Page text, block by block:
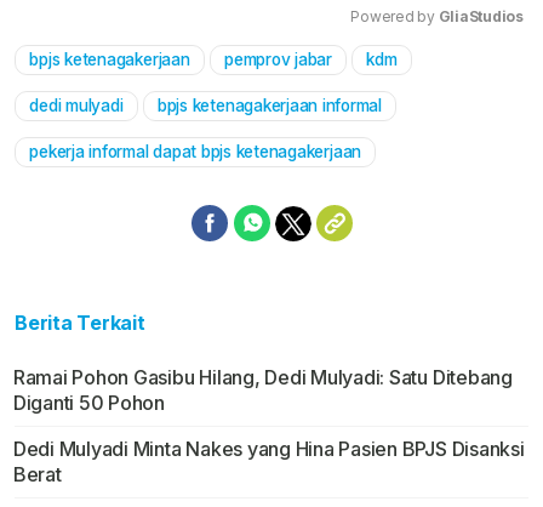
Powered by GliaStudios
bpjs ketenagakerjaan pemprov jabar kdm
dedi mulyadi bpjs ketenagakerjaan informal
pekerja informal dapat bpjs ketenagakerjaan
Berita Terkait
Ramai Pohon Gasibu Hilang, Dedi Mulyadi: Satu Ditebang
Diganti 50 Pohon
Dedi Mulyadi Minta Nakes yang Hina Pasien BPJS Disanksi
Berat